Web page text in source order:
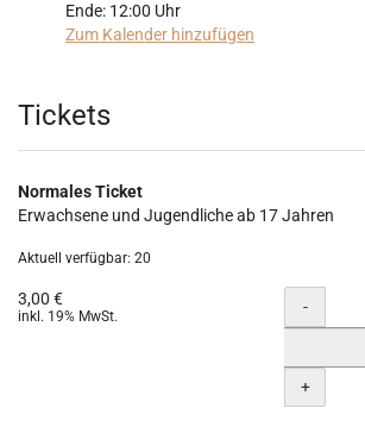
Ende: 12:00 Uhr
Zum Kalender hinzufügen
Produkte
Tickets
Normales Ticket
Erwachsene und Jugendliche ab 17 Jahren
Aktuell verfügbar: 20
3,00 €
inkl. 19% MwSt. Menge
-
+